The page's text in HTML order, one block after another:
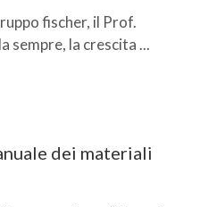
fischer, il Prof.
sempre, la crescita ...
dei materiali